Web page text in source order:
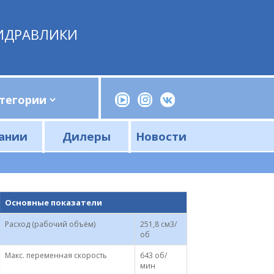
Дилеры Новости
Основные показатели
Расход (рабочий объём)
251,8 см3/
об
Макс. переменная скорость
643 об/
мин